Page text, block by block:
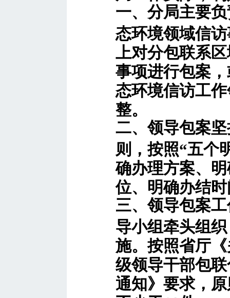
一、分局主要
态环境领域信
上对分包联系
事项进行包案
态环境信访工
整。
二、领导包案
则，按照“五个
确办理方案、
位、明确办结
三、领导包案
导小组牵头组
施。按照省厅
级领导干部包
通知》要求，